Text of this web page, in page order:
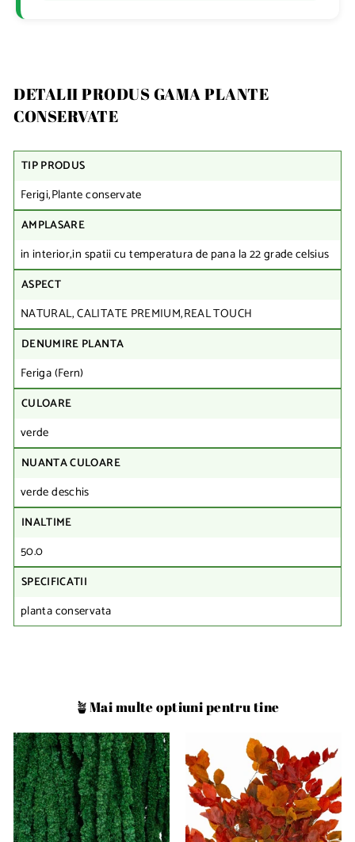
DETALII PRODUS GAMA PLANTE
CONSERVATE
TIP PRODUS
Ferigi,Plante conservate
AMPLASARE
in interior,in spatii cu temperatura de pana la 22 grade celsius
ASPECT
NATURAL, CALITATE PREMIUM,REAL TOUCH
DENUMIRE PLANTA
Feriga (Fern)
CULOARE
verde
NUANTA CULOARE
verde deschis
INALTIME
50.0
SPECIFICATII
planta conservata
🪴Mai multe optiuni pentru tine